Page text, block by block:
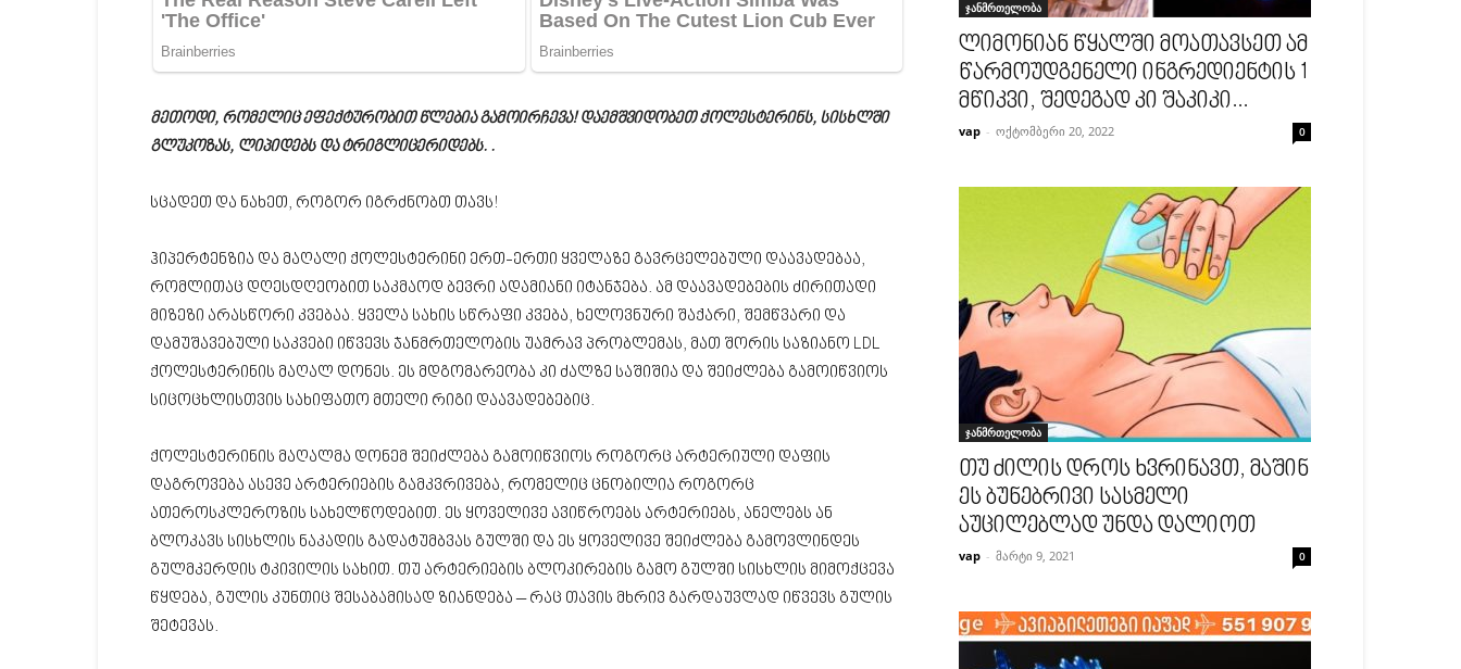
მეთოდი, რომელიც ეფექტურობით წლებია გამოირჩევა! დაემშვიდობეთ ქოლესტერინს, სისხლში
გლუკოზას, ლიპიდებს და ტრიგლიცერიდებს. .
სცადეთ და ნახეთ, როგორ იგრძნობთ თავს!
ჰიპერტენზია და მაღალი ქოლესტერინი ერთ-ერთი ყველაზე გავრცელებული დაავადებაა,
რომლითაც დღესდღეობით საკმაოდ ბევრი ადამიანი იტანჯება. ამ დაავადებების ძირითადი
მიზეზი არასწორი კვებაა. ყველა სახის სწრაფი კვება, ხელოვნური შაქარი, შემწვარი და
დამუშავებული საკვები იწვევს ჯანმრთელობის უამრავ პრობლემას, მათ შორის საზიანო LDL
ქოლესტერინის მაღალ დონეს. ეს მდგომარეობა კი ძალზე საშიშია და შეიძლება გამოიწვიოს
სიცოცხლისთვის სახიფათო მთელი რიგი დაავადებებიც.
ქოლესტერინის მაღალმა დონემ შეიძლება გამოიწვიოს როგორც არტერიული დაფის
დაგროვება ასევე არტერიების გამკვრივება, რომელიც ცნობილია როგორც
ათეროსკლეროზის სახელწოდებით. ეს ყოველივე ავიწროებს არტერიებს, ანელებს ან
ბლოკავს სისხლის ნაკადის გადატუმბვას გულში და ეს ყოველივე შეიძლება გამოვლინდეს
გულმკერდის ტკივილის სახით. თუ არტერიების ბლოკირების გამო გულში სისხლის მიმოქცევა
წყდება, გულის კუნთიც შესაბამისად ზიანდება – რაც თავის მხრივ გარდაუვლად იწვევს გულის
შეტევას.
ჯანმრთელობა
ლიმონიან წყალში მოათავსეთ ამ
წარმოუდგენელი ინგრედიენტის 1
მწიკვი, შედეგად კი შაკიკი...
vap - ოქტომბერი 20, 2022 0
ჯანმრთელობა
თუ ძილის დროს ხვრინავთ, მაშინ
ეს ბუნებრივი სასმელი
აუცილებლად უნდა დალიოთ
vap - მარტი 9, 2021 0